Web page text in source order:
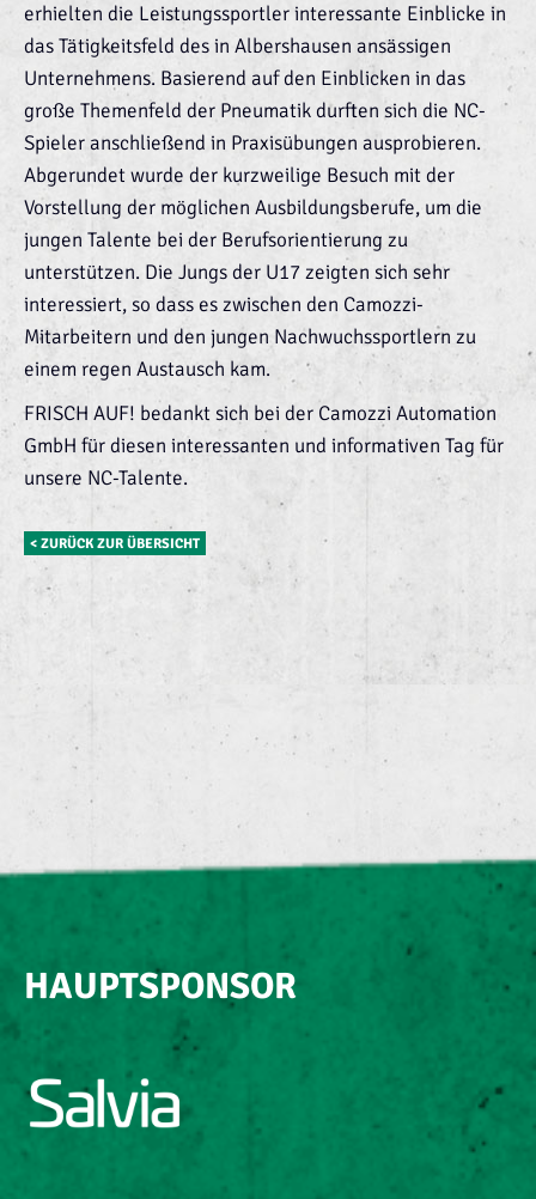
erhielten die Leistungssportler interessante Einblicke in
das Tätigkeitsfeld des in Albershausen ansässigen
Unternehmens. Basierend auf den Einblicken in das
große Themenfeld der Pneumatik durften sich die NC-
Spieler anschließend in Praxisübungen ausprobieren.
Abgerundet wurde der kurzweilige Besuch mit der
Vorstellung der möglichen Ausbildungsberufe, um die
jungen Talente bei der Berufsorientierung zu
unterstützen. Die Jungs der U17 zeigten sich sehr
interessiert, so dass es zwischen den Camozzi-
Mitarbeitern und den jungen Nachwuchssportlern zu
einem regen Austausch kam.
FRISCH AUF! bedankt sich bei der Camozzi Automation
GmbH für diesen interessanten und informativen Tag für
unsere NC-Talente.
< ZURÜCK ZUR ÜBERSICHT
HAUPTSPONSOR